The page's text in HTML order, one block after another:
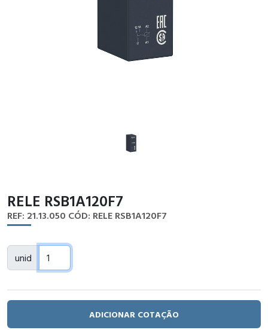
RELE RSB1A120F7
REF: 21.13.050 CÓD: RELE RSB1A120F7
unid
ADICIONAR COTAÇÃO